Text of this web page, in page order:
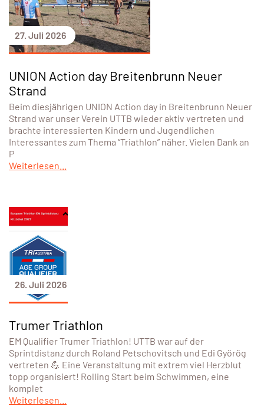
27. Juli 2026
UNION Action day Breitenbrunn Neuer
Strand
Beim diesjährigen UNION Action day in Breitenbrunn Neuer
Strand war unser Verein UTTB wieder aktiv vertreten und
brachte interessierten Kindern und Jugendlichen
Interessantes zum Thema “Triathlon” näher. Vielen Dank an
P
Weiterlesen...
26. Juli 2026
Trumer Triathlon
EM Qualifier Trumer Triathlon! UTTB war auf der
Sprintdistanz durch Roland Petschovitsch und Edi Györög
vertreten 💪 Eine Veranstaltung mit extrem viel Herzblut
topp organisiert! Rolling Start beim Schwimmen, eine
komplet
Weiterlesen...